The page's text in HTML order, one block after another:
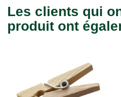
Les clients qui
produit ont